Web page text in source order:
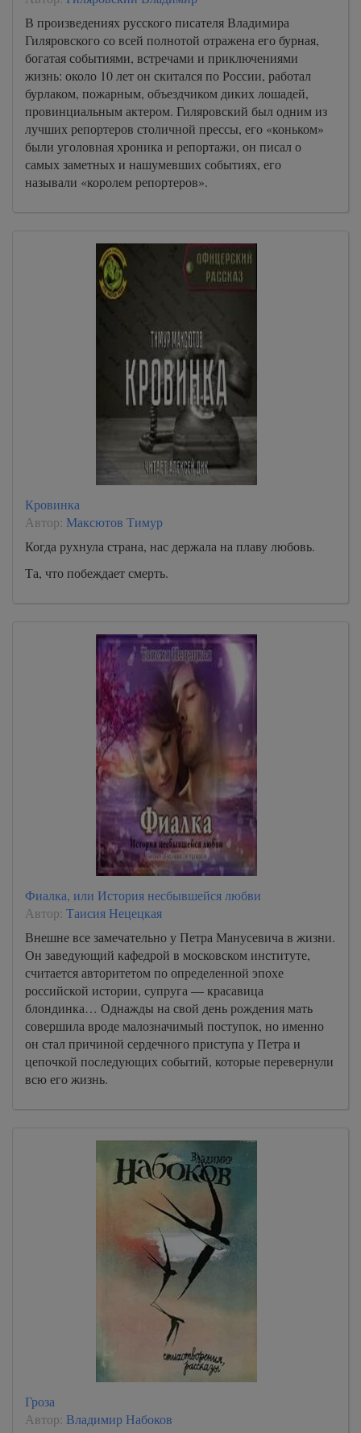
В произведениях русского писателя Владимира
Гиляровского со всей полнотой отражена его бурная,
богатая событиями, встречами и приключениями
жизнь: около 10 лет он скитался по России, работал
бурлаком, пожарным, объездчиком диких лошадей,
провинциальным актером. Гиляровский был одним из
лучших репортеров столичной прессы, его «коньком»
были уголовная хроника и репортажи, он писал о
самых заметных и нашумевших событиях, его
называли «королем репортеров».
Кровинка
Автор: Максютов Тимур
Когда рухнула страна, нас держала на плаву любовь.
Та, что побеждает смерть.
Фиалка, или История несбывшейся любви
Автор: Таисия Нецецкая
Внешне все замечательно у Петра Манусевича в жизни.
Он заведующий кафедрой в московском институте,
считается авторитетом по определенной эпохе
российской истории, супруга — красавица
блондинка… Однажды на свой день рождения мать
совершила вроде малозначимый поступок, но именно
он стал причиной сердечного приступа у Петра и
цепочкой последующих событий, которые перевернули
всю его жизнь.
Гроза
Автор: Владимир Набоков